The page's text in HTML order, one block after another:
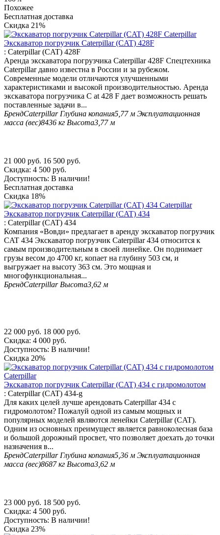
Похожее
Бесплатная доставка
Скидка 21%
Экскаватор погрузчик Caterpillar (CAT) 428F
: Caterpillar (CAT) 428F
Аренда экскаватора погрузчика Caterpillar 428F Спецтехника
Caterpillar давно известна в России и за рубежом.
Современные модели отличаются улучшенными
характеристиками и высокой производительностью. Аренда
экскаватора погрузчика C at 428 F дает возможность решать
поставленные задачи в...
БрендCaterpillar Глубина копания5,77 м Эксплуатационная
масса (вес)8436 кг Высота3,77 м
21 000 руб. 16 500 руб.
Скидка: 4 500 руб.
Доступность: В наличии!
Бесплатная доставка
Скидка 18%
Экскаватор погрузчик Caterpillar (CAT) 434
: Caterpillar (CAT) 434
Компания «Вовди» предлагает в аренду экскаватор погрузчик
CAT 434 Экскаватор погрузчик Caterpillar 434 относится к
самым производительным в своей линейке. Он поднимает
грузы весом до 4700 кг, копает на глубину 503 см, и
выгружает на высоту 363 см. Это мощная и
многофункциональная...
БрендCaterpillar Высота3,62 м
22 000 руб. 18 000 руб.
Скидка: 4 000 руб.
Доступность: В наличии!
Скидка 20%
Экскаватор погрузчик Caterpillar (CAT) 434 с гидромолотом
: Caterpillar (CAT) 434-g
Для каких целей лучше арендовать Caterpillar 434 с
гидромолотом? Пожалуй одной из самым мощных и
популярных моделей являются ленейки Caterpillar (CAT).
Одним из основных преимущест является равноколесная база
и большой дорожный просвет, что позволяет доехать до точки
назначения в...
БрендCaterpillar Глубина копания5,36 м Эксплуатационная
масса (вес)8687 кг Высота3,62 м
23 000 руб. 18 500 руб.
Скидка: 4 500 руб.
Доступность: В наличии!
Скидка 23%